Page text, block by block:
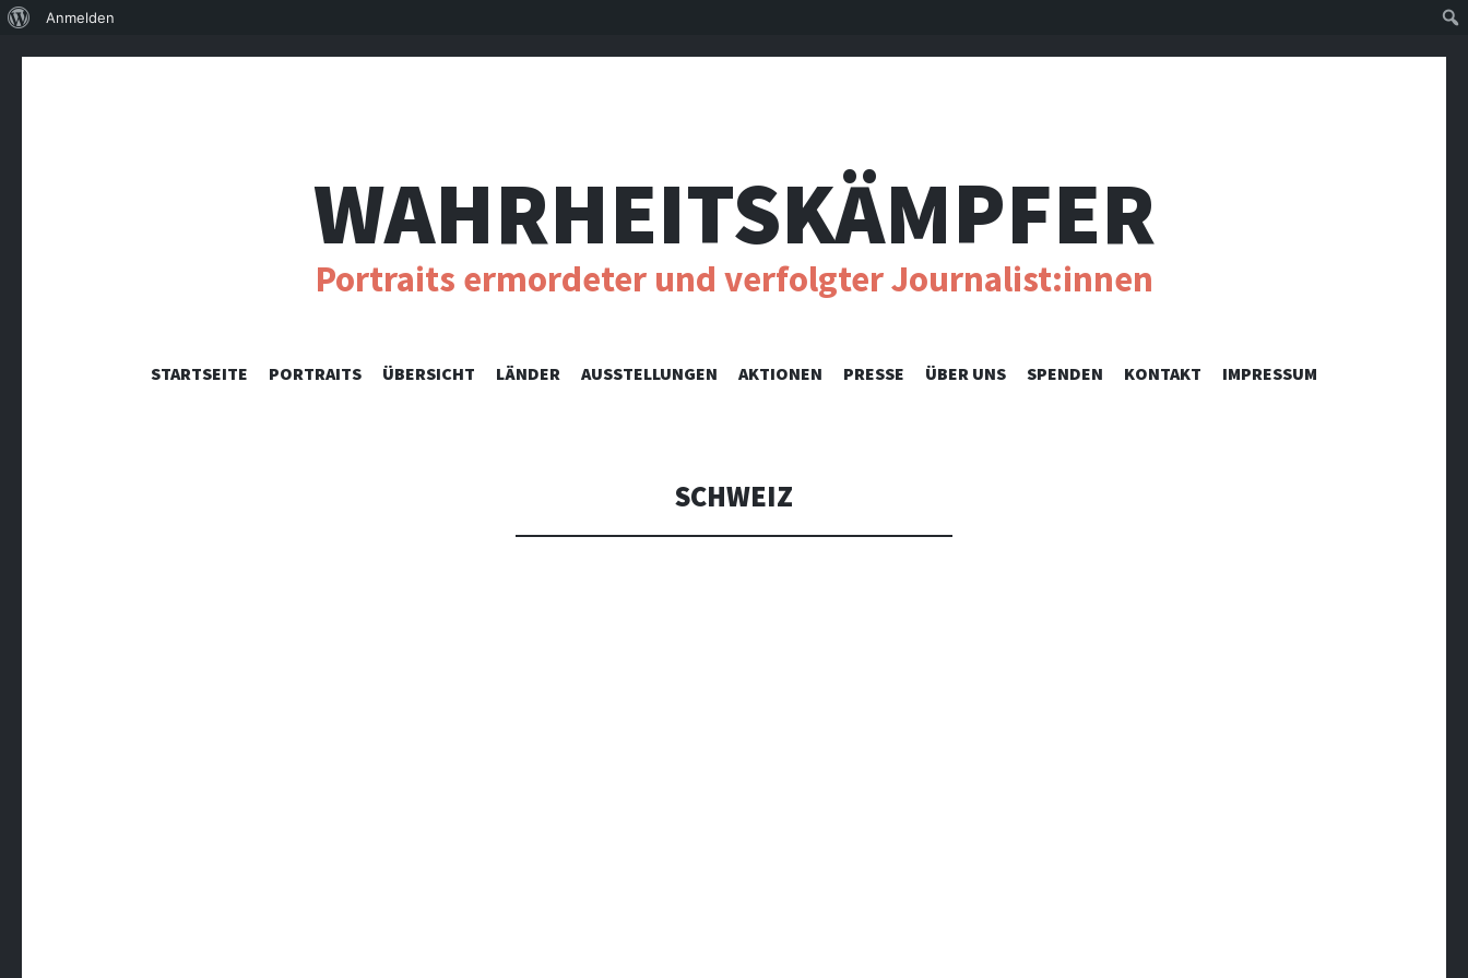
WAHRHEITSKÄMPFER
Portraits ermordeter und verfolgter Journalist:innen
SKIP
STARTSEITE PORTRAITS ÜBERSICHT LÄNDER AUSSTELLUNGEN AKTIONEN PRESSE ÜBER UNS SPENDEN KONTAKT IMPRESSUM
SCHWEIZ
Über
Anmelden